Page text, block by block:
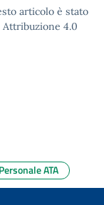
articolo è stato
4.0
Personale ATA